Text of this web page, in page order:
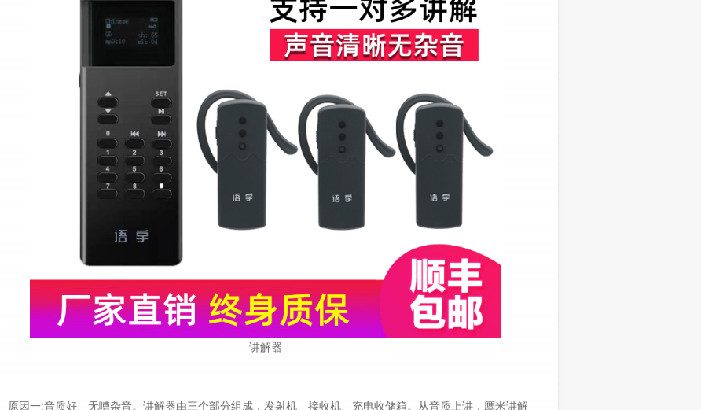
讲解器
原因一:音质好、无嘈杂音。讲解器由三个部分组成，发射机、接收机、充电收储箱。从音质上讲，鹰米讲解